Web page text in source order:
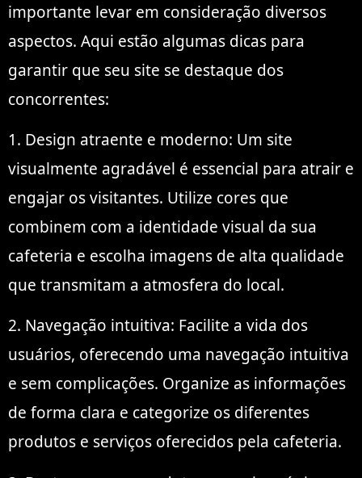
importante levar em consideração diversos
aspectos. Aqui estão algumas dicas para
garantir que seu site se destaque dos
concorrentes:
1. Design atraente e moderno: Um site
visualmente agradável é essencial para atrair e
engajar os visitantes. Utilize cores que
combinem com a identidade visual da sua
cafeteria e escolha imagens de alta qualidade
que transmitam a atmosfera do local.
2. Navegação intuitiva: Facilite a vida dos
usuários, oferecendo uma navegação intuitiva
e sem complicações. Organize as informações
de forma clara e categorize os diferentes
produtos e serviços oferecidos pela cafeteria.